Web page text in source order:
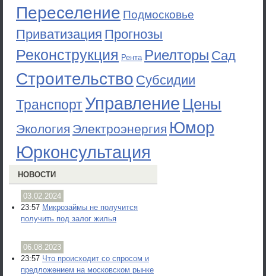
Переселение Подмосковье
Приватизация Прогнозы
Реконструкция Рента Риелторы Сад
Строительство Субсидии
ТранспортУправление Цены
Экология Электроэнергия Юмор
Юрконсультация
НОВОСТИ
03.02.2024
23:57 Микрозаймы не получится
получить под залог жилья
06.08.2023
23:57 Что происходит со спросом и
предложением на московском рынке